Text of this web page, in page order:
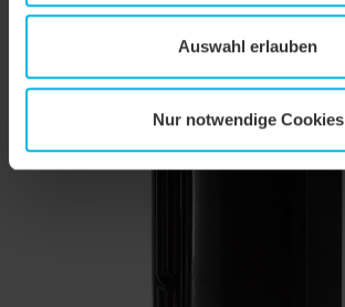
Auswahl erlauben
Nur notwendige Cookies